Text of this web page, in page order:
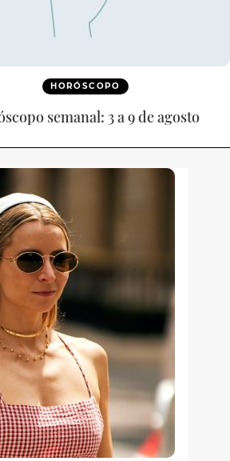
HORÓSCOPO
semanal: 3 a 9 de agosto